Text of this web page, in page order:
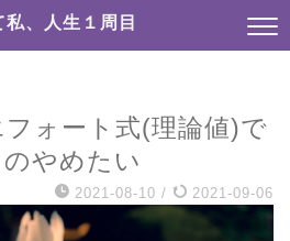
私、人生１周目
ォート式(理論値)で
やめたい
2021-08-10 / 2021-09-06